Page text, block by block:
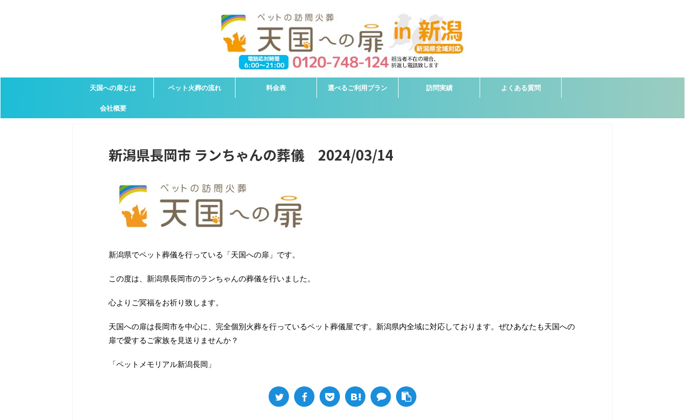
天国への扉とは ペット火葬の流れ 料金表 選べるご利用プラン 訪問実績 よくある質問
会社概要
新潟県長岡市 ランちゃんの葬儀 2024/03/14
新潟県でペット葬儀を行っている「天国への扉」です。
この度は、新潟県長岡市のランちゃんの葬儀を行いました。
心よりご冥福をお祈り致します。
天国への扉は長岡市を中心に、完全個別火葬を行っているペット葬儀屋です。新潟県内全域に対応しております。ぜひあなたも天国への
扉で愛するご家族を見送りませんか？
「ペットメモリアル新潟長岡」